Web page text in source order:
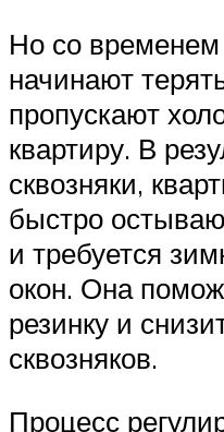
Но со временем
начинают
пропускают
квартиру. В
сквозняки,
быстро
и требуется
окон. Она
резинку и
сквозняков.
Процесс